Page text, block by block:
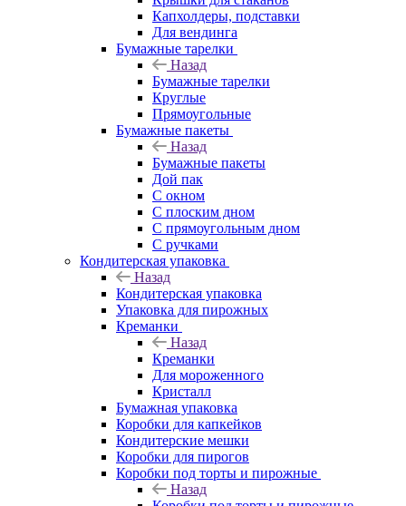
Капхолдеры, подставки
Для вендинга
Бумажные тарелки
Назад
Бумажные тарелки
Круглые
Прямоугольные
Бумажные пакеты
Назад
Бумажные пакеты
Дой пак
С окном
С плоским дном
С прямоугольным дном
С ручками
Кондитерская упаковка
Назад
Кондитерская упаковка
Упаковка для пирожных
Креманки
Назад
Креманки
Для мороженного
Кристалл
Бумажная упаковка
Коробки для капкейков
Кондитерские мешки
Коробки для пирогов
Коробки под торты и пирожные
Назад